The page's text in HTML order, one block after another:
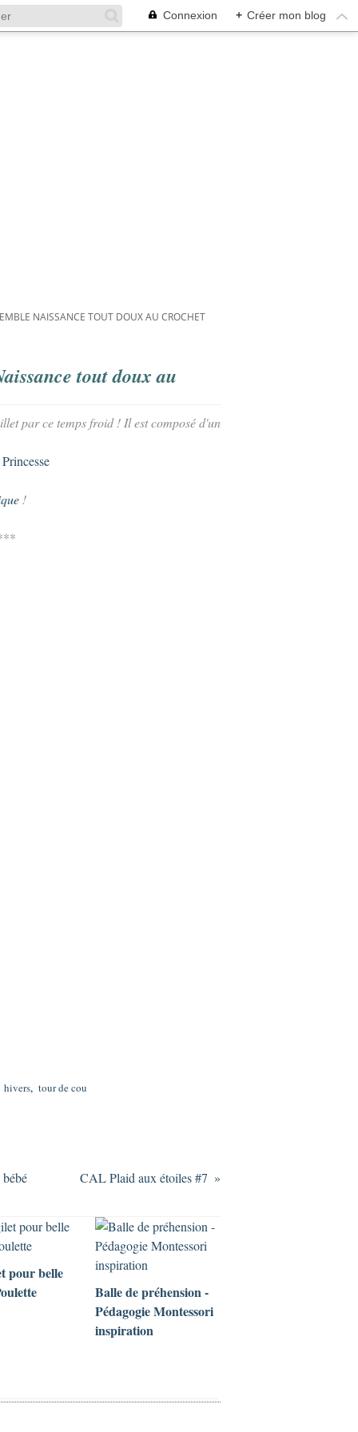
Connexion + Créer mon blog
NAISSANCE TOUT DOUX AU CROCHET
tout doux au
par ce temps froid ! Il est composé d'un
!
hivers, tour de cou
CAL Plaid aux étoiles #7
pour belle
Balle de préhension -
Pédagogie Montessori
inspiration